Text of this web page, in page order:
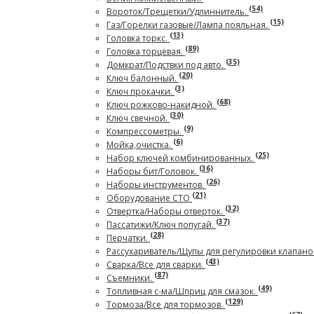
Вороток/Трещетки/Удлиннитель. (54)
Газ/Горелки газовые/Лампа пояльная. (15)
Головка торкс. (13)
Головка торцевая. (89)
Домкрат/Подствки под авто. (35)
Ключ балонный. (20)
Ключ прокачки. (3)
Ключ рожково-накидной. (68)
Ключ свечной. (30)
Компрессометры. (9)
Мойка,очистка. (6)
Набор ключей комбинированных. (25)
Наборы бит/Головок. (36)
Наборы инструментов. (26)
Оборудование СТО (21)
Отвертка/Наборы отверток. (32)
Пассатижи/Ключ попугай. (37)
Перчатки. (28)
Рассухариватель/Щупы для регулировки
Сварка/Все для сварки. (43)
Съемники. (87)
Топливная с-ма/Шприц для смазок. (49)
Тормоза/Все для тормозов. (129)